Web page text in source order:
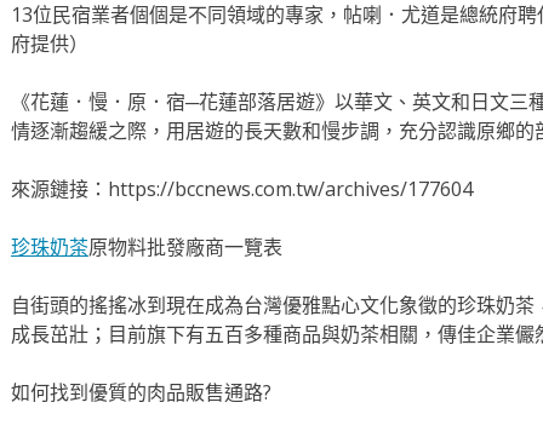
13位民宿業者個個是不同領域的專家，帖喇．尤道是總統府
府提供）
《花蓮．慢．原．宿─花蓮部落居遊》以華文、英文和日文三
情逐漸趨緩之際，用居遊的長天數和慢步調，充分認識原鄉
來源鏈接：https://bccnews.com.tw/archives/177604
珍珠奶茶原物料批發廠商一覽表
自街頭的搖搖冰到現在成為台灣優雅點心文化象徵的珍珠奶
成長茁壯；目前旗下有五百多種商品與奶茶相關，傳佳企業
如何找到優質的肉品販售通路?